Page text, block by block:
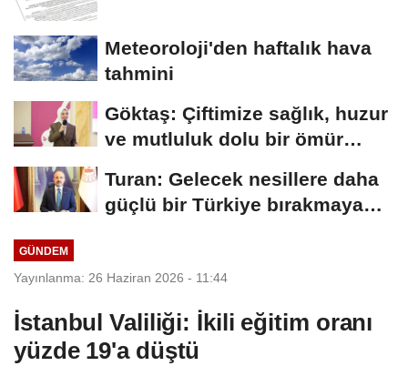
Meteoroloji'den haftalık hava
tahmini
Göktaş: Çiftimize sağlık, huzur
ve mutluluk dolu bir ömür
Turan: Gelecek nesillere daha
güçlü bir Türkiye bırakmaya
GÜNDEM
Yayınlanma: 26 Haziran 2026 - 11:44
İstanbul Valiliği: İkili eğitim oranı
yüzde 19'a düştü